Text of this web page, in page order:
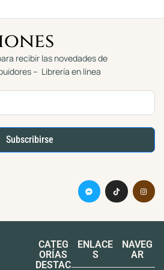
recibir las novedades de
– Librería en linea
Subscribirse
CATEG
ORÍAS
DESTAC
ENLACE
S
NAVEG
AR